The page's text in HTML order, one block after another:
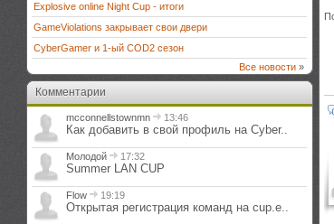
Explosive online Night Cup - итоги
GameViolations закрывает свои двери
CyberGamer и 1-ый COD2 сезон
Все новости»
Комментарии
mcconnellstownmn 13:46
Как добавить в свой профиль на Cyber..
Молодой 17:32
Summer LAN CUP
Flow 19:19
Открытая регистрация команд на cup.e..